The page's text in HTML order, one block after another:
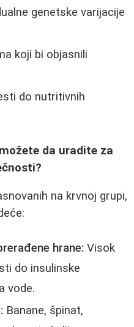
genetske varijacije
koji bi objasnili
do nutritivnih
da uradite za
na krvnoj grupi,
hrane: Visok
do insulinske
vode.
Banane, špinat,